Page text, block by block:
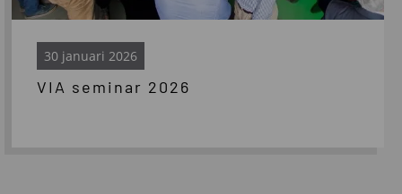
VIA seminar 2026
30 januari 2026